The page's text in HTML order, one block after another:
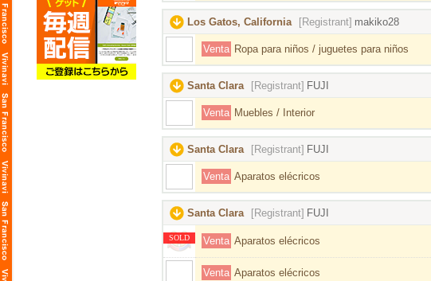
Los Gatos, California [Registrant] makiko28
Venta Ropa para niños / juguetes para niños
Santa Clara [Registrant] FUJI
Venta Muebles / Interior
Santa Clara [Registrant] FUJI
Venta Aparatos elécricos
Santa Clara [Registrant] FUJI
SOLD Venta Aparatos elécricos
Venta Aparatos elécricos